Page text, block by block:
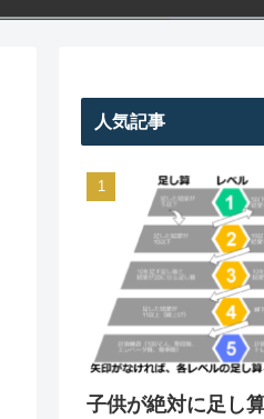
人気記事
子供が絶対に足し